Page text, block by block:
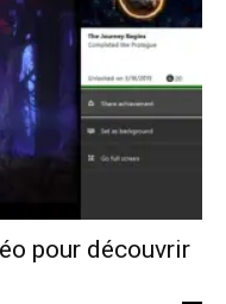
pour découvrir